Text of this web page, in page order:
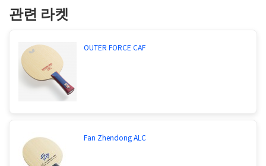
관련 라켓
OUTER FORCE CAF
Fan Zhendong ALC